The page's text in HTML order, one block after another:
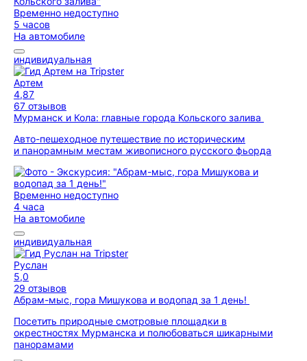
Временно недоступно
5 часов
На автомобиле
индивидуальная
Артем
4,87
67 отзывов
Мурманск и Кола: главные города Кольского залива
Авто-пешеходное путешествие по историческим
и панорамным местам живописного русского фьорда
Временно недоступно
4 часа
На автомобиле
индивидуальная
Руслан
5,0
29 отзывов
Абрам-мыс, гора Мишукова и водопад за 1 день!
Посетить природные смотровые площадки в
окрестностях Мурманска и полюбоваться шикарными
панорамами